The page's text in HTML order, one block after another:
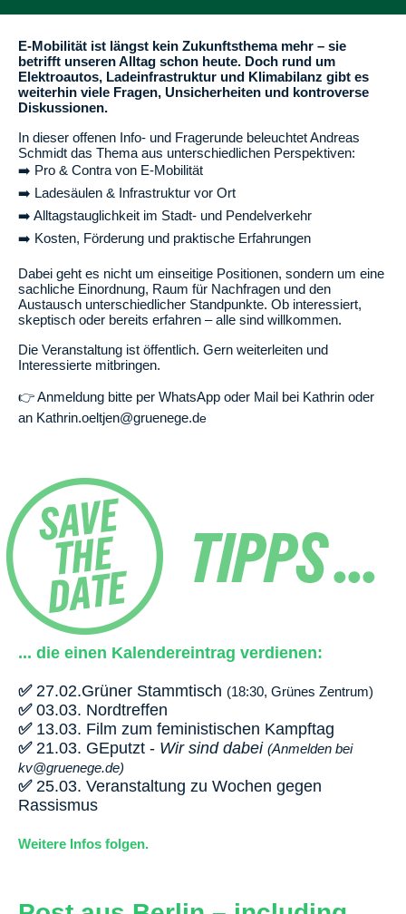
E-Mobilität ist längst kein Zukunftsthema mehr – sie
betrifft unseren Alltag schon heute. Doch rund um
Elektroautos, Ladeinfrastruktur und Klimabilanz gibt es
weiterhin viele Fragen, Unsicherheiten und kontroverse
Diskussionen.
In dieser offenen Info- und Fragerunde beleuchtet Andreas
Schmidt das Thema aus unterschiedlichen Perspektiven:
➡️ Pro & Contra von E-Mobilität
➡️ Ladesäulen & Infrastruktur vor Ort
➡️ Alltagstauglichkeit im Stadt- und Pendelverkehr
➡️ Kosten, Förderung und praktische Erfahrungen
Dabei geht es nicht um einseitige Positionen, sondern um eine
sachliche Einordnung, Raum für Nachfragen und den
Austausch unterschiedlicher Standpunkte. Ob interessiert,
skeptisch oder bereits erfahren – alle sind willkommen.
Die Veranstaltung ist öffentlich. Gern weiterleiten und
Interessierte mitbringen.
👉 Anmeldung bitte per WhatsApp oder Mail bei Kathrin oder
an Kathrin.oeltjen@gruenege.de
... die einen Kalendereintrag verdienen:
✅27.02.Grüner Stammtisch (18:30, Grünes Zentrum)
✅03.03. Nordtreffen
✅13.03. Film zum feministischen Kampftag
✅21.03. GEputzt - Wir sind dabei (Anmelden bei
kv@gruenege.de)
✅25.03. Veranstaltung zu Wochen gegen
Rassismus
Weitere Infos folgen.